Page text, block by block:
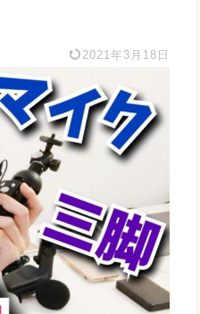
2021年3月18日